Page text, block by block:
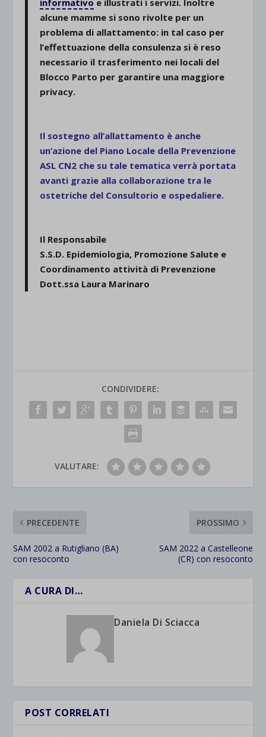
informativo e illustrati i servizi. Inoltre
alcune mamme si sono rivolte per un
problema di allattamento: in tal caso per
l’effettuazione della consulenza si è reso
necessario il trasferimento nei locali del
Blocco Parto per garantire una maggiore
privacy.
Il sostegno all’allattamento è anche
un’azione del Piano Locale della Prevenzione
ASL CN2 che su tale tematica verrà portata
avanti grazie alla collaborazione tra le
ostetriche del Consultorio e ospedaliere.
Il Responsabile
S.S.D. Epidemiologia, Promozione Salute e
Coordinamento attività di Prevenzione
Dott.ssa Laura Marinaro
CONDIVIDERE:
VALUTARE:
PRECEDENTE
SAM 2002 a Rutigliano (BA)
con resoconto
PROSSIMO
SAM 2022 a Castelleone
(CR) con resoconto
A CURA DI…
Daniela Di Sciacca
POST CORRELATI